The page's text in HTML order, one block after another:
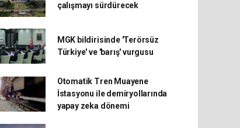
çalışmayı sürdürecek
MGK bildirisinde 'Terörsüz
Türkiye' ve 'barış' vurgusu
Otomatik Tren Muayene
İstasyonu ile demiryollarında
yapay zeka dönemi